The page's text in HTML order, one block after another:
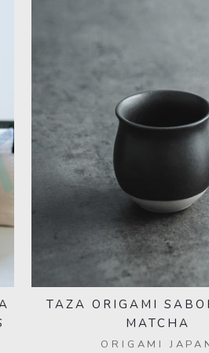
TAZA ORIGAMI
MATCHA
ORIGAMI